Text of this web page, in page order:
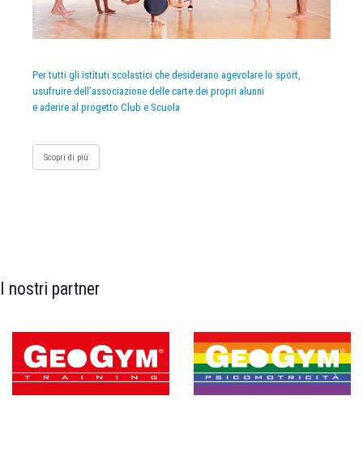
Per tutti gli istituti scolastici che desiderano agevolare lo sport,
usufruire dell’associazione delle carte dei propri alunni
e aderire al progetto Club e Scuola
Scopri di più
I nostri partner